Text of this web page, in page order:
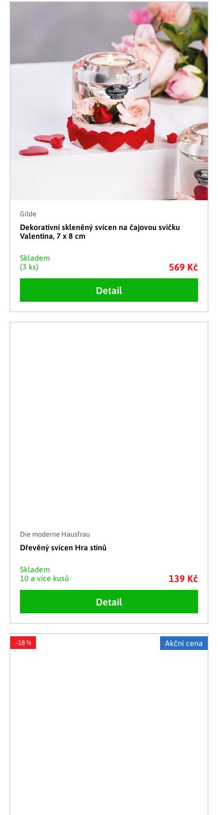
Gilde
Dekorativní skleněný svícen na čajovou svíčku
Valentina, 7 x 8 cm
Skladem
(3 ks)
569 Kč
Detail
Die moderne Hausfrau
Dřevěný svícen Hra stínů
Skladem
10 a více kusů
139 Kč
Detail
Akční cena
–18 %